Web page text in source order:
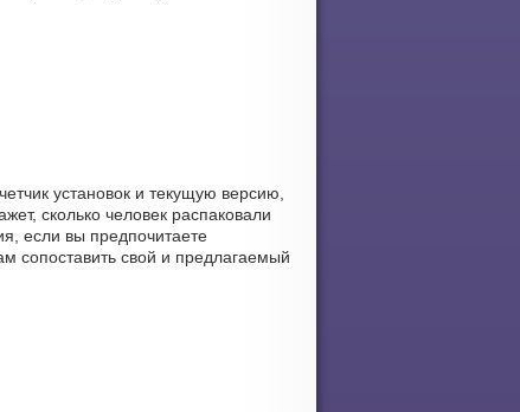
установок и текущую версию,
сколько человек распаковали
если вы предпочитаете
сопоставить свой и предлагаемый